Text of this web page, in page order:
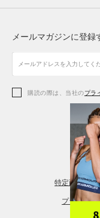
アクセサリー
アクセサリー
シューズ
アクセサリー
レギンス＆タイツ
シューズ
メールマガジンに登録
購読の際は、当社のプラ
特定商取引法
プライバシ